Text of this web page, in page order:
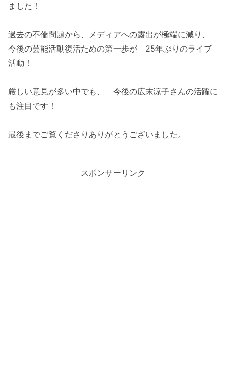
ました！
過去の不倫問題から、メディアへの露出が極端に減り、
今後の芸能活動復活ための第一歩が 25年ぶりのライブ
活動！
厳しい意見が多い中でも、 今後の広末涼子さんの活躍に
も注目です！
最後までご覧くださりありがとうございました。
スポンサーリンク